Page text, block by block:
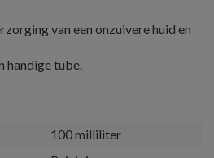
van een onzuivere huid en
handige tube.
100 milliliter